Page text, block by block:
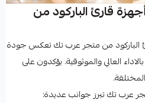
قارئ الباركود من
الباركود من متجر عرب تك تعكس جودة
العالي والموثوقية. يؤكدون على
عرب تك تبرز جوانب عديدة: